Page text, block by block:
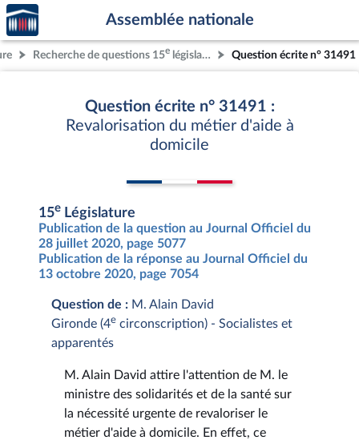
Aller au contenu
Aller en bas de la page
Accèder
à la
page
d'accueil
Assemblée nationale
Recherche de questions 15e législature Question écrite n° 31491
Question écrite n° 31491 :
Revalorisation du métier d'aide à
domicile
15e Législature
Publication de la question au Journal Officiel du
28 juillet 2020, page 5077
Publication de la réponse au Journal Officiel du
13 octobre 2020, page 7054
Question de : M. Alain David
Gironde (4e circonscription) - Socialistes et
apparentés
M. Alain David attire l'attention de M. le
ministre des solidarités et de la santé sur
la nécessité urgente de revaloriser le
métier d'aide à domicile. En effet, ce